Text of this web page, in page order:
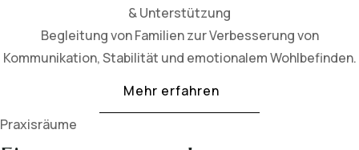
& Unterstützung
Begleitung von Familien zur Verbesserung von
Kommunikation, Stabilität und emotionalem Wohlbefinden.
Mehr erfahren
Praxisräume